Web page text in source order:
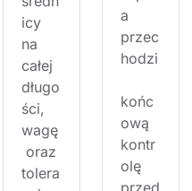
icy
na
całej
długo
ści,
wagę
oraz
tolera
a
przec
hodzi
końc
ową
kontr
olę